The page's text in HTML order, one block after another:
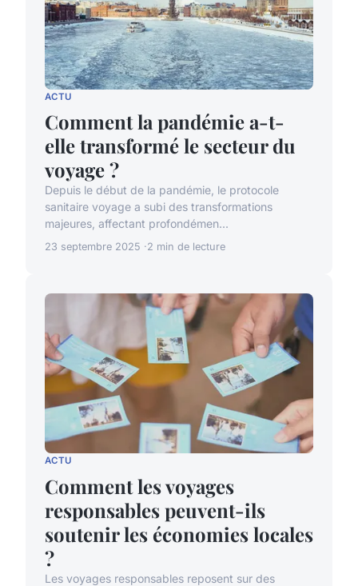
ACTU
Comment la pandémie a-t-
elle transformé le secteur du
voyage ?
Depuis le début de la pandémie, le protocole
sanitaire voyage a subi des transformations
majeures, affectant profondémen...
23 septembre 2025 2 min de lecture
ACTU
Comment les voyages
responsables peuvent-ils
soutenir les économies locales
?
Les voyages responsables reposent sur des